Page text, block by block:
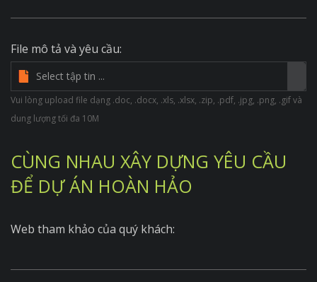
File mô tả và yêu cầu:
Vui lòng upload file dạng .doc, .docx, .xls, .xlsx, .zip, .pdf, .jpg, .png, .gif và
dung lượng tối đa 10M
CÙNG NHAU XÂY DỰNG YÊU CẦU
ĐỂ DỰ ÁN HOÀN HẢO
Web tham khảo của quý khách: